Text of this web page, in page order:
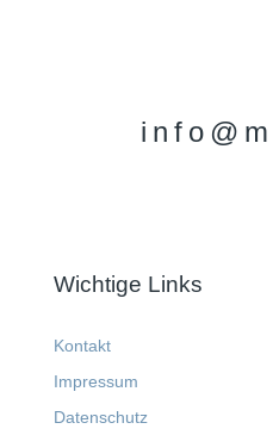
Wichtige Links
Kontakt
Impressum
Datenschutz